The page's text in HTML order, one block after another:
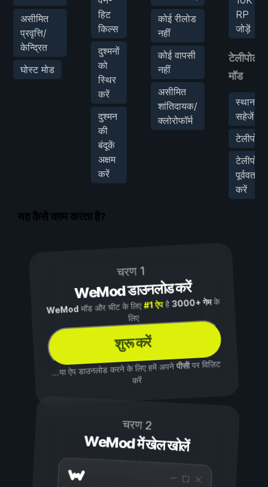
असीमित
प्रवृत्ति/
केन्द्रित
घोस्ट मोड
हिट
किल्स
दुश्मनों
को
स्थिर
करें
दुश्मन
की
बंदूकें
अक्षम
करें
कोई रीलोड
नहीं
कोई वापसी
नहीं
असीमित
शांतिदायक/
क्लोरोफॉर्म
RP
जोड़ें
टेलीपोर्ट
मॉड
स्थान
सहेजें
टेलीपोर्ट
टेलीपोर्ट
पूर्ववत
करें
यह कैसे काम करता है?
चरण 1
WeMod डाउनलोड करें
WeMod मॉड और चीट के लिए#1 ऐपहै3000+ गेमके
लिए
शुरू करें
...या ऐप डाउनलोड करने के लिए हमें अपनेपीसीपर विज़िट
करें
चरण 2
WeMod में खेल खोलें